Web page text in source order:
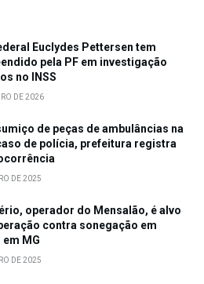
Euclydes Pettersen tem
pela PF em investigação
no INSS
DE 2026
de peças de ambulâncias na
de polícia, prefeitura registra
DE 2025
operador do Mensalão, é alvo
contra sonegação em
MG
DE 2025